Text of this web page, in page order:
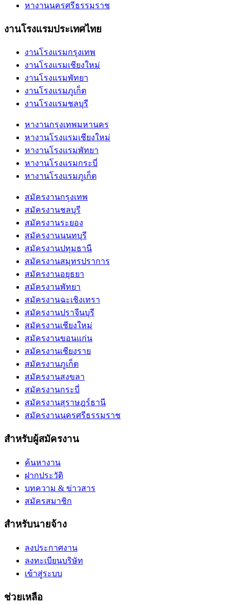
หางานนครศรีธรรมราช
งานโรงแรมประเทศไทย
งานโรงแรมกรุงเทพ
งานโรงแรมเชียงใหม่
งานโรงแรมพัทยา
งานโรงแรมภูเก็ต
งานโรงแรมชลบุรี
หางานกรุงเทพมหานคร
หางานโรงแรมเชียงใหม่
หางานโรงแรมพัทยา
หางานโรงแรมกระบี่
หางานโรงแรมภูเก็ต
สมัครงานกรุงเทพ
สมัครงานชลบุรี
สมัครงานระยอง
สมัครงานนนทบุรี
สมัครงานปทุมธานี
สมัครงานสมุทรปราการ
สมัครงานอยุธยา
สมัครงานพัทยา
สมัครงานฉะเชิงเทรา
สมัครงานปราจีนบุรี
สมัครงานเชียงใหม่
สมัครงานขอนแก่น
สมัครงานเชียงราย
สมัครงานภูเก็ต
สมัครงานสงขลา
สมัครงานกระบี่
สมัครงานสุราษฎร์ธานี
สมัครงานนครศรีธรรมราช
สำหรับผู้สมัครงาน
ค้นหางาน
ฝากประวัติ
บทความ & ข่าวสาร
สมัครสมาชิก
สำหรับนายจ้าง
ลงประกาศงาน
ลงทะเบียนบริษัท
เข้าสู่ระบบ
ช่วยเหลือ